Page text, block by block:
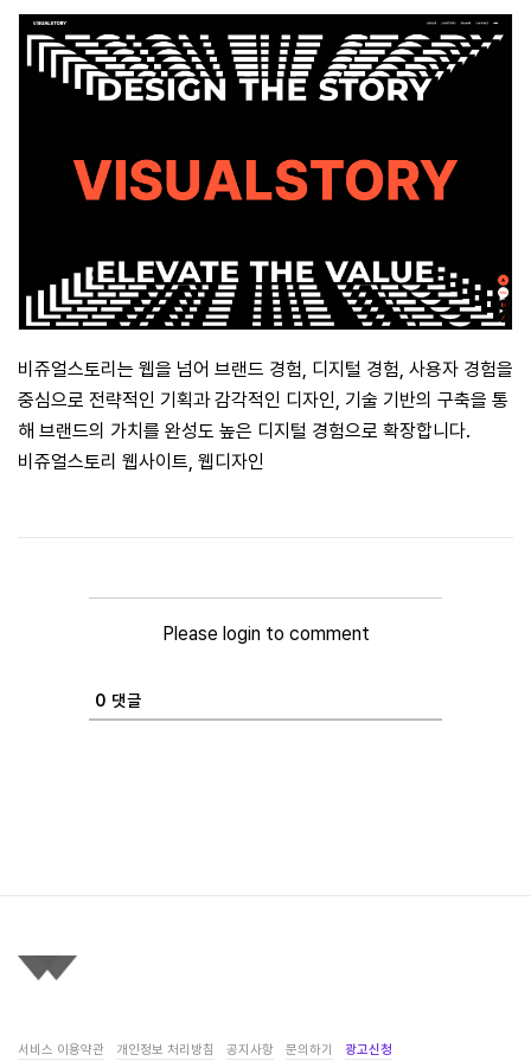
비쥬얼스토리는 웹을 넘어 브랜드 경험, 디지털 경험, 사용자 경험을
중심으로 전략적인 기획과 감각적인 디자인, 기술 기반의 구축을 통
해 브랜드의 가치를 완성도 높은 디지털 경험으로 확장합니다.
비쥬얼스토리 웹사이트, 웹디자인
Please login to comment
0 댓글
서비스 이용약관 개인정보 처리방침 공지사항 문의하기 광고신청